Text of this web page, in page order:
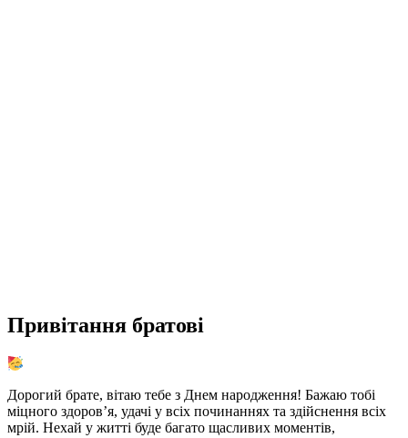
Привітання братові
Дорогий брате, вітаю тебе з Днем народження! Бажаю тобі
міцного здоров’я, удачі у всіх починаннях та здійснення всіх
мрій. Нехай у житті буде багато щасливих моментів,